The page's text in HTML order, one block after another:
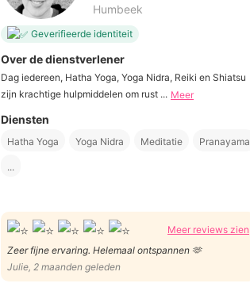
Humbeek
Geverifieerde identiteit
Over de dienstverlener
Dag iedereen, Hatha Yoga, Yoga Nidra, Reiki en Shiatsu
zijn krachtige hulpmiddelen om rust ... Meer
Diensten
Hatha Yoga Yoga Nidra Meditatie Pranayama
...
Meer reviews zien
Zeer fijne ervaring. Helemaal ontspannen 🫶
Julie, 2 maanden geleden